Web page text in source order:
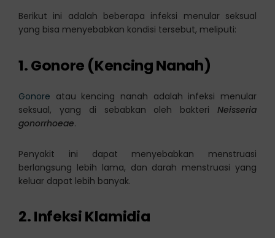
Berikut ini adalah beberapa infeksi menular seksual
yang bisa menyebabkan kondisi tersebut, meliputi:
1. Gonore (Kencing Nanah)
Gonore atau kencing nanah adalah infeksi menular
seksual, yang di sebabkan oleh bakteriNeisseria
gonorrhoeae.
Penyakit ini dapat menyebabkan menstruasi
berlangsung lebih lama, dan darah menstruasi yang
keluar dapat lebih banyak.
2. Infeksi Klamidia